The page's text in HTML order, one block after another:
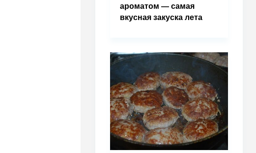
ароматом — самая
вкусная закуска лета